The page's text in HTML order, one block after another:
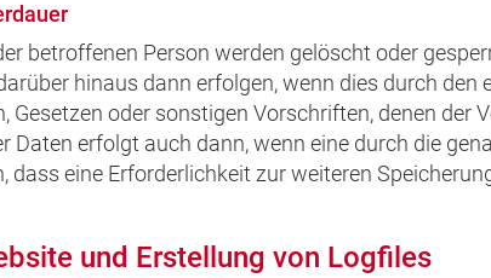
betroffenen Person werden gelöscht oder
hinaus dann erfolgen, wenn dies durch den
Gesetzen oder sonstigen Vorschriften, denen der
Daten erfolgt auch dann, wenn eine durch die
dass eine Erforderlichkeit zur weiteren
und Erstellung von Logfiles